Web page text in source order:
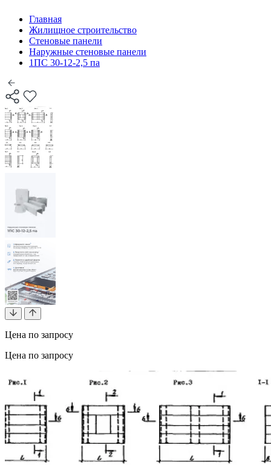
Главная
Жилищное строительство
Стеновые панели
Наружные стеновые панели
1ПС 30-12-2,5 па
Цена по запросу
Цена по запросу